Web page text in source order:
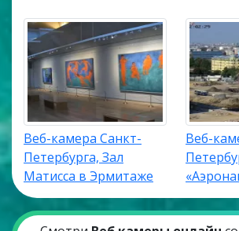
Веб-камера Санкт-
Петербурга, Зал
Матисса в Эрмитаже
Веб-